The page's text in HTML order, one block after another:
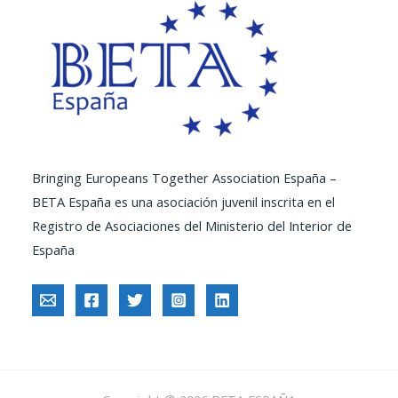
Bringing Europeans Together Association España –
BETA España es una asociación juvenil inscrita en el
Registro de Asociaciones del Ministerio del Interior de
España